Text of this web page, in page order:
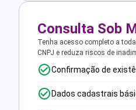
Consulta Sob
Tenha acesso completo a
CNPJ e reduza riscos de
Confirmação de
Dados cadastrais